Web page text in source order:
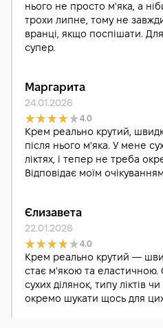
нього не просто м'яка, а
трохи липне, тому не
вранці, якщо поспішати.
супер.
Маргарита
24.01.2026
4.0
Крем реально крутий,
після нього м'яка. У мене
ліктях, і тепер не треба
Відповідає моїм
Єлизавета
22.01.2026
4.0
Крем реально крутий —
стає м'якою та
сухих ділянок, типу ліктів
окремо шукати щось для